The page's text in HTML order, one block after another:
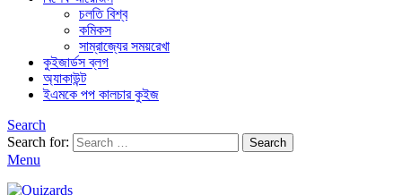
চলতি বিশ্ব
কমিকস
সাম্রাজ্যের সময়রেখা
কুইজার্ডস ব্লগ
অ্যাকাউন্ট
ইএমকে পপ কালচার কুইজ
Search
Search for:
Search
Menu